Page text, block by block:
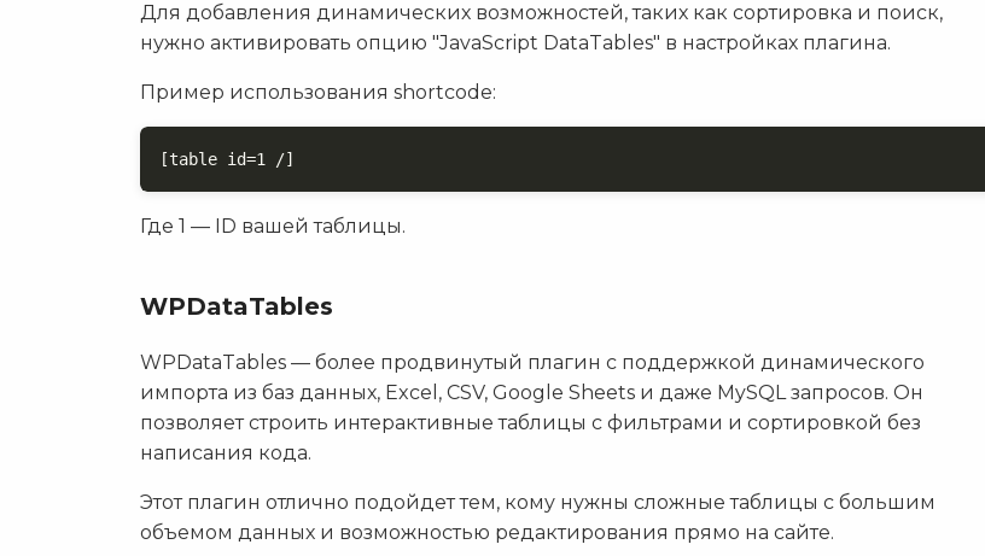
Для добавления динамических возможностей, таких как сортировка и поиск,
нужно активировать опцию "JavaScript DataTables" в настройках плагина.
Пример использования shortcode:
[table id=1 /]
Где 1 — ID вашей таблицы.
WPDataTables
WPDataTables — более продвинутый плагин с поддержкой динамического
импорта из баз данных, Excel, CSV, Google Sheets и даже MySQL запросов. Он
позволяет строить интерактивные таблицы с фильтрами и сортировкой без
написания кода.
Этот плагин отлично подойдет тем, кому нужны сложные таблицы с большим
объемом данных и возможностью редактирования прямо на сайте.